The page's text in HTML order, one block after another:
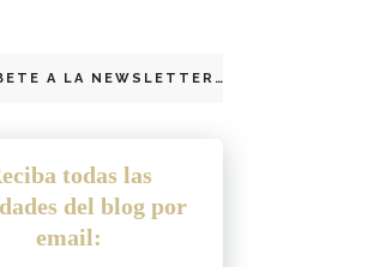
A LA NEWSLETTER
todas las
del blog por
email: